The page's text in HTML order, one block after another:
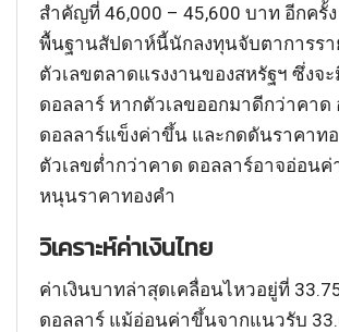
สำคัญที่ 46,000 – 45,600 บาท อีกครั้
พื้นฐานสัปดาห์นี้นักลงทุนจับตาการร
ตัวเลขตลาดแรงงานของสหรัฐฯ ซึ่งจ
ดอลลาร์ หากตัวเลขออกมาดีกว่าคาด
ดอลลาร์แข็งค่าขึ้น และกดดันราคาท
ตัวเลขต่ำกว่าคาด ดอลลาร์อาจอ่อนค่
หนุนราคาทองคำ
วิเคราะห์ค่าเงินไทย
ค่าเงินบาทล่าสุดเคลื่อนไหวอยู่ที่
ดอลลาร์ แม้อ่อนค่าขึ้นจากแนวรับ